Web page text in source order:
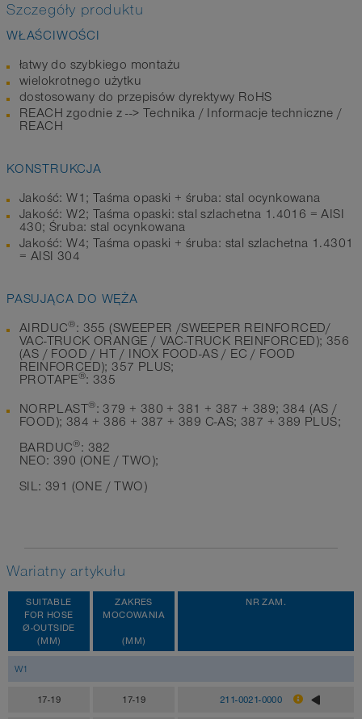
Szczegóły produktu
WŁAŚCIWOŚCI
łatwy do szybkiego montażu
wielokrotnego użytku
dostosowany do przepisów dyrektywy RoHS
REACH zgodnie z --> Technika / Informacje techniczne /
REACH
KONSTRUKCJA
Jakość: W1; Taśma opaski + śruba: stal ocynkowana
Jakość: W2; Taśma opaski: stal szlachetna 1.4016 = AISI
430; Śruba: stal ocynkowana
Jakość: W4; Taśma opaski + śruba: stal szlachetna 1.4301
= AISI 304
PASUJĄCA DO WĘŻA
AIRDUC®: 355 (SWEEPER /SWEEPER REINFORCED/
VAC-TRUCK ORANGE / VAC-TRUCK REINFORCED); 356
(AS / FOOD / HT / INOX FOOD-AS / EC / FOOD
REINFORCED); 357 PLUS;
PROTAPE®: 335
NORPLAST®: 379 + 380 + 381 + 387 + 389; 384 (AS /
FOOD); 384 + 386 + 387 + 389 C-AS; 387 + 389 PLUS;
BARDUC®: 382
NEO: 390 (ONE / TWO);
SIL: 391 (ONE / TWO)
Wariatny artykułu
SUITABLE
FOR HOSE
Ø-OUTSIDE
(MM)
ZAKRES
MOCOWANIA
(MM)
NR ZAM.
W1
17-19 17-19 211-0021-0000